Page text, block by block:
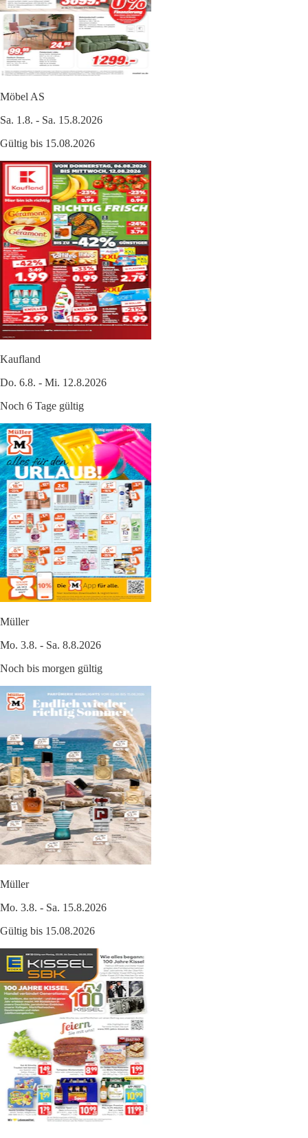
Möbel AS
Sa. 1.8. - Sa. 15.8.2026
Gültig bis 15.08.2026
Kaufland
Do. 6.8. - Mi. 12.8.2026
Noch 6 Tage gültig
Müller
Mo. 3.8. - Sa. 8.8.2026
Noch bis morgen gültig
Müller
Mo. 3.8. - Sa. 15.8.2026
Gültig bis 15.08.2026